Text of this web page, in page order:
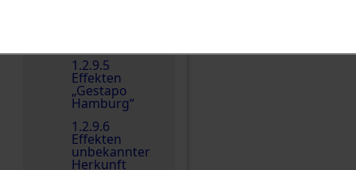
1.2.9.5
Effekten
„Gestapo
Hamburg“
1.2.9.6
Effekten
unbekannter
Herkunft